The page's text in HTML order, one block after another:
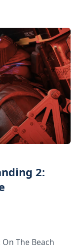
2: On the Beac
2:
The Beach